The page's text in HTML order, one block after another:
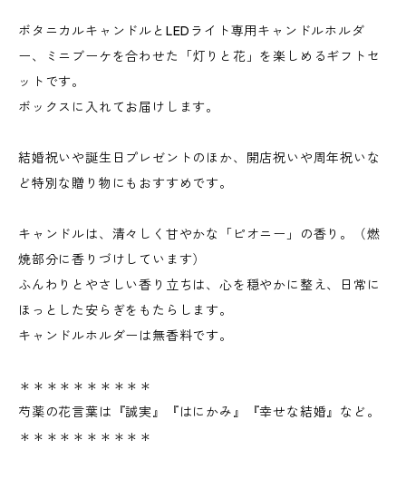
ボタニカルキャンドルとLEDライト専用キャンドルホルダ
ー、ミニブーケを合わせた「灯りと花」を楽しめるギフトセ
ットです。
ボックスに入れてお届けします。
結婚祝いや誕生日プレゼントのほか、開店祝いや周年祝いな
ど特別な贈り物にもおすすめです。
キャンドルは、清々しく甘やかな「ピオニー」の香り。（燃
焼部分に香りづけしています）
ふんわりとやさしい香り立ちは、心を穏やかに整え、日常に
ほっとした安らぎをもたらします。
キャンドルホルダーは無香料です。
＊＊＊＊＊＊＊＊＊＊
芍薬の花言葉は『誠実』『はにかみ』『幸せな結婚』など。
＊＊＊＊＊＊＊＊＊＊